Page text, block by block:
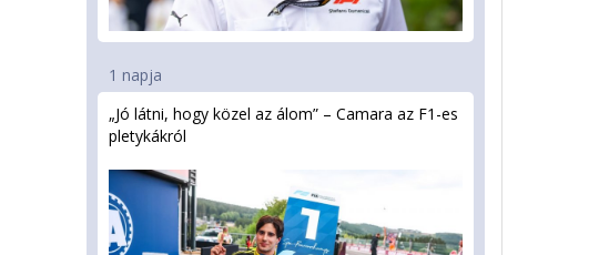
1 napja
„Jó látni, hogy közel az álom” – Camara az F1-es
pletykákról